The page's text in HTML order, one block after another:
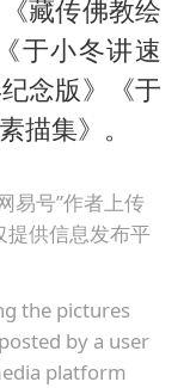
藏传佛教绘
于小冬讲速
念版》《于
描集》。
易号”作者上传
提供信息发布平
the pictures
by a user
platform